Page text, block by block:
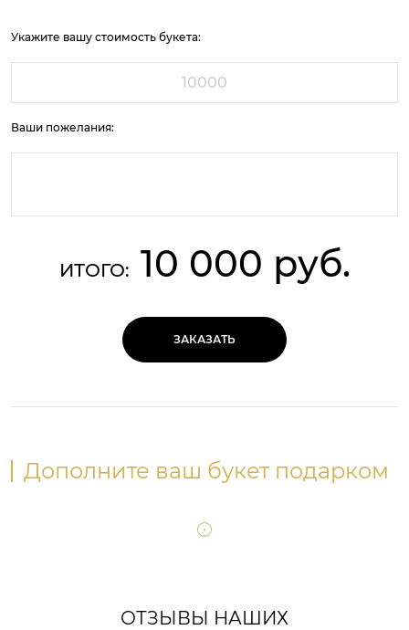
Укажите вашу стоимость букета:
Ваши пожелания:
ИТОГО: 10 000 руб.
ЗАКАЗАТЬ
Дополните ваш букет подарком
ОТЗЫВЫ НАШИХ